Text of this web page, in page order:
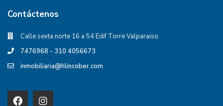
Contáctenos
Calle sexta norte 16 a 54 Edif Torre Valparaiso
7476968 - 310 4056673
inmobiliaria@hlincober.com